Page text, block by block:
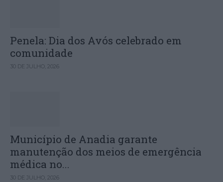
Penela: Dia dos Avós celebrado em
comunidade
30 DE JULHO, 2026
Município de Anadia garante
manutenção dos meios de emergência
médica no...
30 DE JULHO, 2026